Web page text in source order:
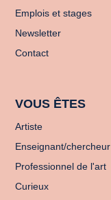
Emplois et stages
Newsletter
Contact
VOUS ÊTES
Artiste
Enseignant/chercheur
Professionnel de l'art
Curieux